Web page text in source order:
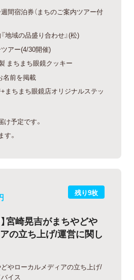
間宿泊券（まちのご案内ツアー付
地域の品盛り合わせ』(松)
アー(4/30開催)
まちまち眼鏡クッキー
名前を掲載
まちまち眼鏡店オリジナルステッ
予定です。
。
残り9枚
】宮崎晃吉がまちやどや
の立ち上げ/運営に関し
やローカルメディアの立ち上げ/
イス